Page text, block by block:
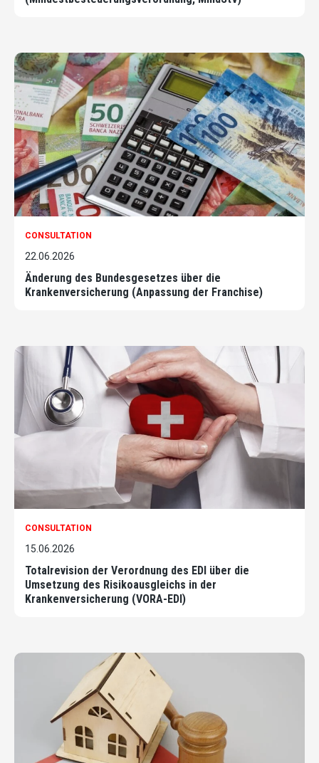
CONSULTATION
22.06.2026
Änderung des Bundesgesetzes über die
Krankenversicherung (Anpassung der Franchise)
CONSULTATION
15.06.2026
Totalrevision der Verordnung des EDI über die
Umsetzung des Risikoausgleichs in der
Krankenversicherung (VORA-EDI)